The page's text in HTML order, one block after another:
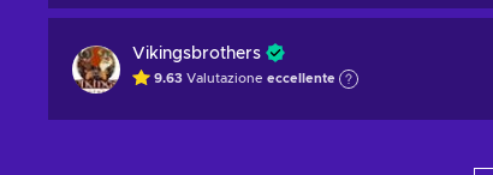
Vikingsbrothers
9.63 Valutazione eccellente